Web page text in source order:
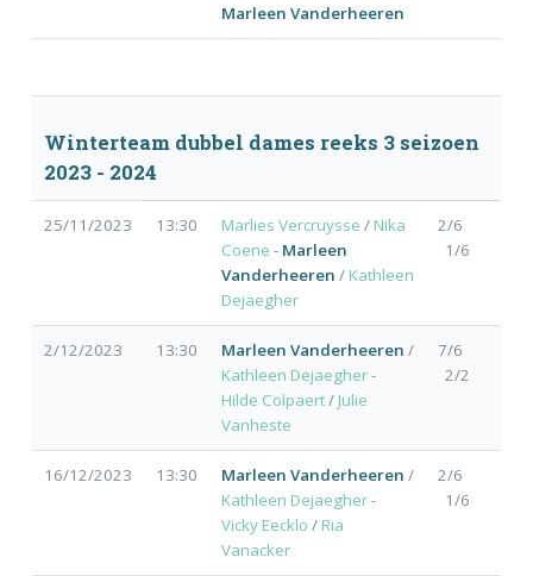
Marleen Vanderheeren
Winterteam dubbel dames reeks 3 seizoen
2023 - 2024
25/11/2023 13:30 Marlies Vercruysse / Nika
Coene - Marleen
Vanderheeren / Kathleen
Dejaegher
2/6
1/6
2/12/2023 13:30 Marleen Vanderheeren /
Kathleen Dejaegher-
Hilde Colpaert/ Julie
Vanheste
7/6
2/2
16/12/2023 13:30 Marleen Vanderheeren /
Kathleen Dejaegher-
Vicky Eecklo / Ria
Vanacker
2/6
1/6